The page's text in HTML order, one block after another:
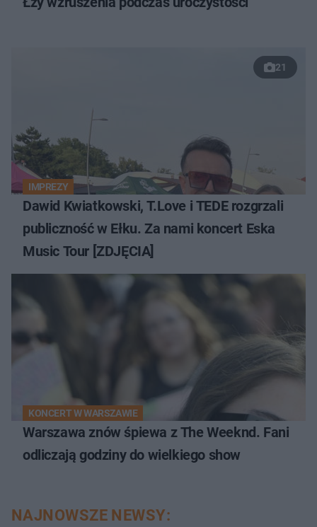
21
IMPREZY
Dawid Kwiatkowski, T.Love i TEDE rozgrzali
publiczność w Ełku. Za nami koncert Eska
Music Tour [ZDJĘCIA]
KONCERT W WARSZAWIE
Warszawa znów śpiewa z The Weeknd. Fani
odliczają godziny do wielkiego show
NAJNOWSZE NEWSY: